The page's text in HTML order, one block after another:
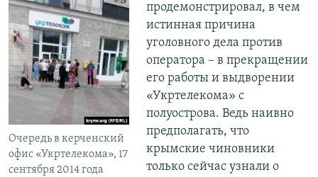
Очередь в керченский
офис «Укртелекома», 17
сентября 2014 года
продемонстрировал, в чем
истинная причина
уголовного дела против
оператора – в прекращении
его работы и выдворении
«Укртелекома» с
полуострова. Ведь наивно
предполагать, что
крымские чиновники
только сейчас узнали о